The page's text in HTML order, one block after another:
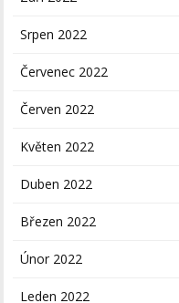
Srpen 2022
Červenec 2022
Červen 2022
Květen 2022
Duben 2022
Březen 2022
Únor 2022
Leden 2022